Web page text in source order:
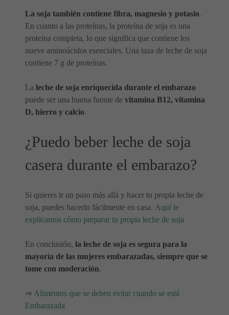
La soja también contiene fibra, magnesio y potasio.
En cuanto a las proteínas, la proteína de soja es una
proteína completa, lo que significa que contiene los
nueve aminoácidos esenciales. Una taza de leche de soja
contiene 7 g de proteínas.
La leche de soja enriquecida durante el embarazo
puede ser una buena fuente de vitamina B12, vitamina
D, hierro y calcio.
¿Puedo beber leche de soja
casera durante el embarazo?
Si quieres ir un paso más allá y hacer tu propia leche de
soja, puedes hacerlo fácilmente en casa. Aquí te
explicamos cómo preparar tu propia leche de soja
En conclusión, la leche de soja es segura para la
mayoría de las mujeres embarazadas, siempre que se
tome con moderación.
⇒ Alimentos que se deben evitar cuando se está
Embarazada